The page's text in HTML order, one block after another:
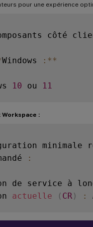
pour une expérience
côté
Windows : **
10 ou 11
:
minimale
:
de service à
actuelle ( CR ) :